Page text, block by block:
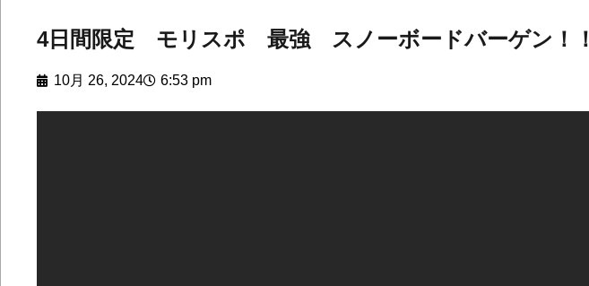
4日間限定 モリスポ 最強 スノーボードバーゲン！！
10月 26, 2024 6:53 pm